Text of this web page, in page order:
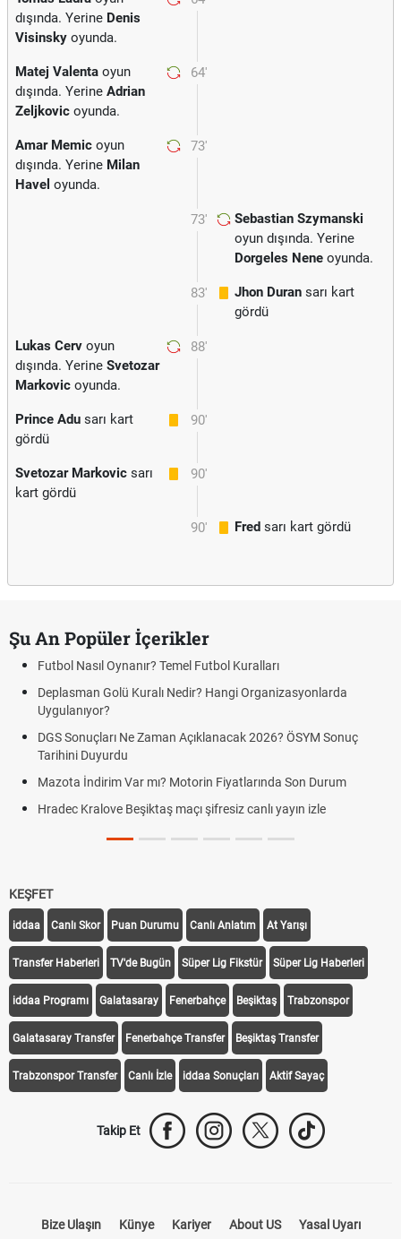
dışında. Yerine Denis
Visinsky oyunda.
64'
Matej Valenta oyun
dışında. Yerine Adrian
Zeljkovic oyunda.
73'
Amar Memic oyun
dışında. Yerine Milan
Havel oyunda.
73'
Sebastian Szymanski
oyun dışında. Yerine
Dorgeles Nene oyunda.
83' Jhon Duran sarı kart
gördü
88'
Lukas Cerv oyun
dışında. Yerine Svetozar
Markovic oyunda.
90'
Prince Adu sarı kart
gördü
90'
Svetozar Markovic sarı
kart gördü
90' Fred sarı kart gördü
Şu An Popüler İçerikler
Futbol Nasıl Oynanır? Temel Futbol Kuralları
Deplasman Golü Kuralı Nedir? Hangi Organizasyonlarda
Uygulanıyor?
DGS Sonuçları Ne Zaman Açıklanacak 2026? ÖSYM Sonuç
Tarihini Duyurdu
Mazota İndirim Var mı? Motorin Fiyatlarında Son Durum
Hradec Kralove Beşiktaş maçı şifresiz canlı yayın izle
KEŞFET
iddaa Canlı Skor Puan Durumu Canlı Anlatım At Yarışı
Transfer Haberleri TV'de Bugün Süper Lig Fikstür Süper Lig Haberleri
iddaa Programı Galatasaray Fenerbahçe Beşiktaş Trabzonspor
Galatasaray Transfer Fenerbahçe Transfer Beşiktaş Transfer
Trabzonspor Transfer Canlı İzle iddaa Sonuçları Aktif Sayaç
Takip Et
Bize Ulaşın Künye Kariyer About US Yasal Uyarı